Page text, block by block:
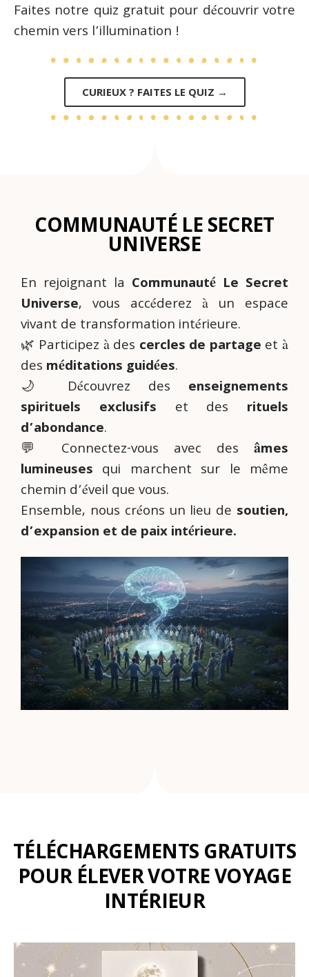
Faites notre quiz gratuit pour découvrir votre
chemin vers l’illumination !
CURIEUX ? FAITES LE QUIZ →
COMMUNAUTÉ LE SECRET
UNIVERSE
En rejoignant la Communauté Le Secret
Universe, vous accéderez à un espace
vivant de transformation intérieure.
🌿 Participez à des cercles de partage et à
des méditations guidées.
🌙 Découvrez des enseignements
spirituels exclusifs et des rituels
d’abondance.
💬 Connectez-vous avec des âmes
lumineuses qui marchent sur le même
chemin d’éveil que vous.
Ensemble, nous créons un lieu de soutien,
d’expansion et de paix intérieure.
TÉLÉCHARGEMENTS GRATUITS
POUR ÉLEVER VOTRE VOYAGE
INTÉRIEUR